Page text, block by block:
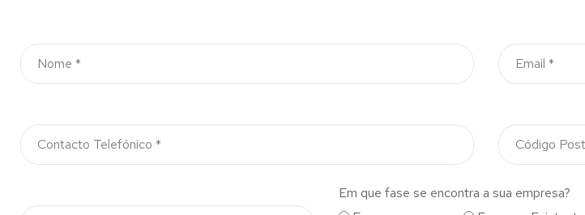
Em que fase se encontra a sua empresa?